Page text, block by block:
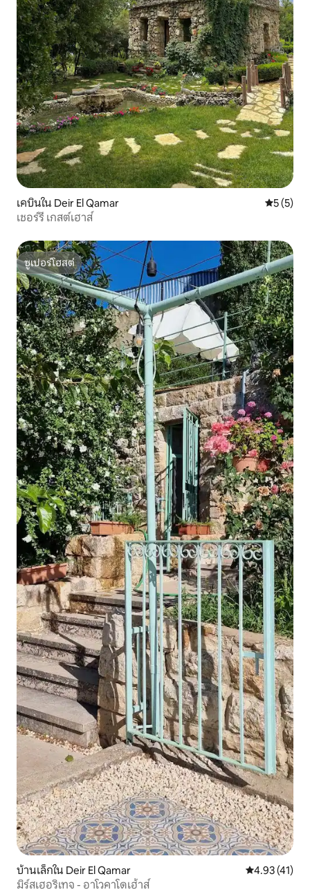
เคบินใน Deir El Qamar คะแนนเฉ
5 (5)
เชอร์รี่ เกสต์เฮาส์
ซูเปอร์โฮสต์
ซูเปอร์โฮสต์
บ้านเล็กใน Deir El Qamar คะแนนเฉลี่ย
4.93 (41)
มิร์สเฮอริเทจ - อาโวคาโดเฮ้าส์